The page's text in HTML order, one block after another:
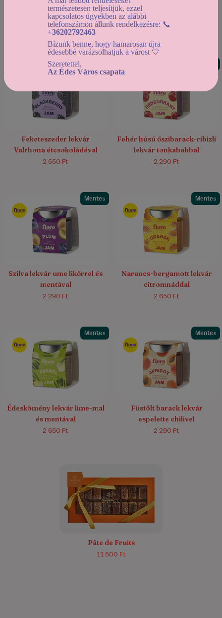
Fehér húsú őszibarack-pink
grapefruit lekvár timut
borssal
2 290 Ft
fehércsokoládéval és etióp
kávéval
2 450 Ft
Feketeszeder lekvár
Valrhona étcsokoládéval
2 550 Ft
Fehér húsú őszibarack-ribizli
lekvár tonkababbal
2 290 Ft
Mentes
Szilva lekvár ume likőrrel és
mentával
2 290 Ft
Mentes
Narancs-bergamott lekvár
citromnáddal
2 650 Ft
Mentes
Édeskömény lekvár lime-mal
és mentával
2 650 Ft
Mentes
Füstölt barack lekvár
espelette chilivel
2 290 Ft
Pâte de Fruits
11 500 Ft
természetesen teljesítjük, ezzel
kapcsolatos ügyekben az alábbi
telefonszámon állunk rendelkezésre: 📞
+36202792463
Bízunk benne, hogy hamarosan újra
édesebbé varázsolhatjuk a várost 💛
Szeretettel,
Az Édes Város csapata